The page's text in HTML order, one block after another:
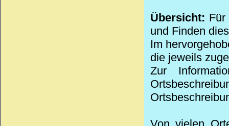
Übersicht:
und Finden
Im
die jeweils
Zur